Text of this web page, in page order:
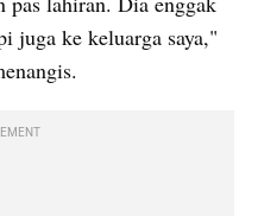
juga ke keluarga saya,"